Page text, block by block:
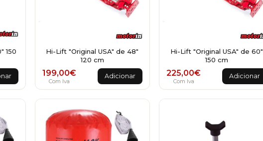
150
Hi-Lift "Original USA" de 48"
120 cm
199,00€
Com Iva
Adicionar
Hi-Lift "Original USA" de 60"
150 cm
225,00€
Com Iva
Adicionar